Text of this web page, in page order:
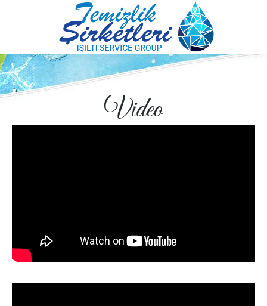
Video